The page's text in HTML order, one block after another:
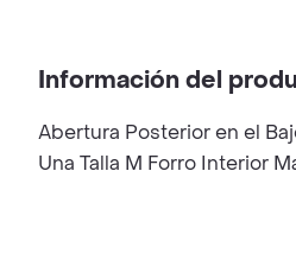
Información del
Abertura Posterior en el
Una Talla M Forro Interior